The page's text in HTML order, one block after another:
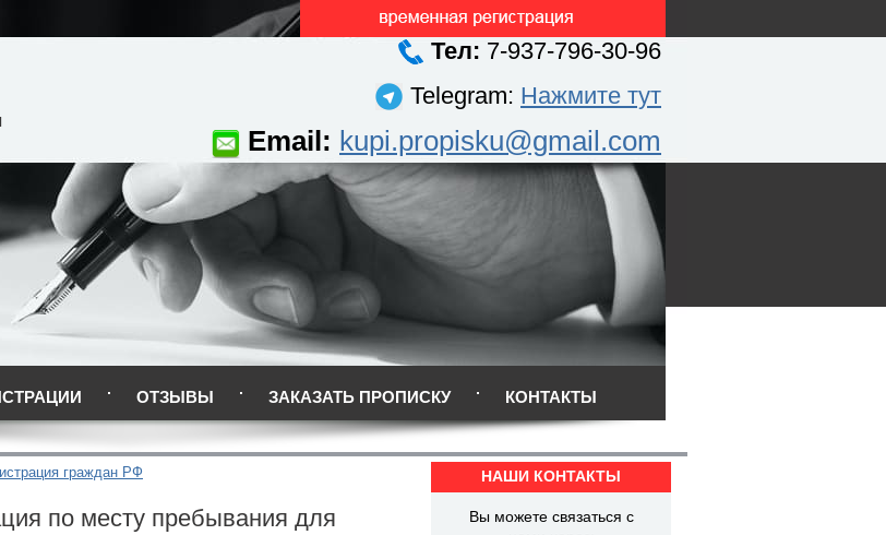
Тел: 7-937-796-30-96
Telegram: Нажмите тут
Email: kupi.propisku@gmail.com
ОТЗЫВЫ ЗАКАЗАТЬ ПРОПИСКУ КОНТАКТЫ
граждан РФ
по месту пребывания для
НАШИ КОНТАКТЫ
Вы можете связаться с